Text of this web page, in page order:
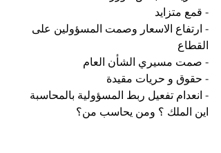
- قمع متزايد
- ارتفاع الاسعار وصمت المسؤولين على
القطاع
- صمت مسيري الشأن العام
- حقوق و حريات مقيدة
- انعدام تفعيل ربط المسؤولية بالمحاسبة
اين الملك ؟ ومن يحاسب من؟